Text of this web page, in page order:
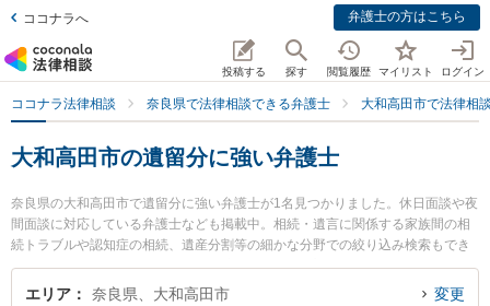
ココナラへ 弁護士の方はこちら
投稿する 探す 閲覧履歴 マイリスト ログイン
ココナラ法律相談 奈良県で法律相談できる弁護士 大和高田市で法律相
大和高田市の遺留分に強い弁護士
奈良県の大和高田市で遺留分に強い弁護士が1名見つかりました。休日面談や夜
間面談に対応している弁護士なども掲載中。相続・遺言に関係する家族間の相
続トラブルや認知症の相続、遺産分割等の細かな分野での絞り込み検索もでき
便利です。特に一法律事務所の射場 守夫弁護士のプロフィール情報や弁護士費
用、強みなどが注目されています。『大和高田市で土日や夜間に発生した遺留
エリア 奈良県、大和高田市 変更